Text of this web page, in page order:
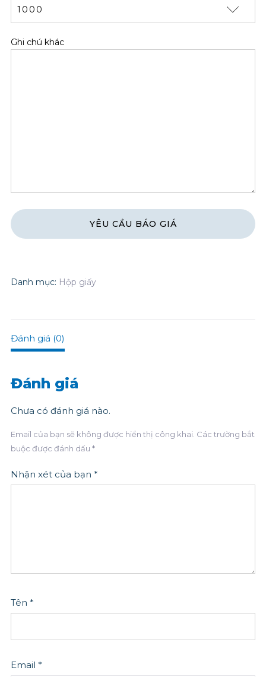
Ghi chú khác
Danh mục: Hộp giấy
Đánh giá (0)
Đánh giá
Chưa có đánh giá nào.
Email của bạn sẽ không được hiển thị công khai. Các trường bắt
buộc được đánh dấu *
Nhận xét của bạn *
Tên *
Email *